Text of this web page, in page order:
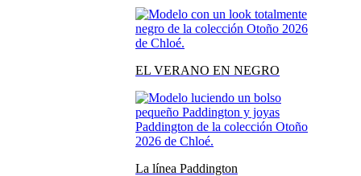
EL VERANO EN NEGRO
La línea Paddington